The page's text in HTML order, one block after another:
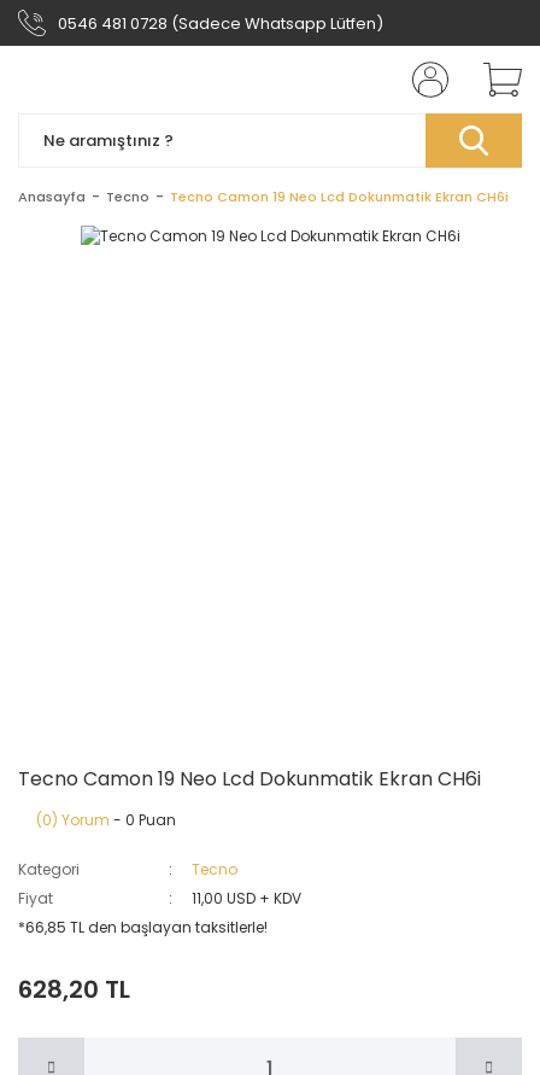
0546 481 0728 (Sadece Whatsapp Lütfen)
Anasayfa Tecno Tecno Camon 19 Neo Lcd Dokunmatik Ekran CH6i
Tecno Camon 19 Neo Lcd Dokunmatik Ekran CH6i
(0) Yorum - 0 Puan
Kategori
Tecno
Fiyat
11,00 USD + KDV
*66,85 TL den başlayan taksitlerle!
628,20 TL